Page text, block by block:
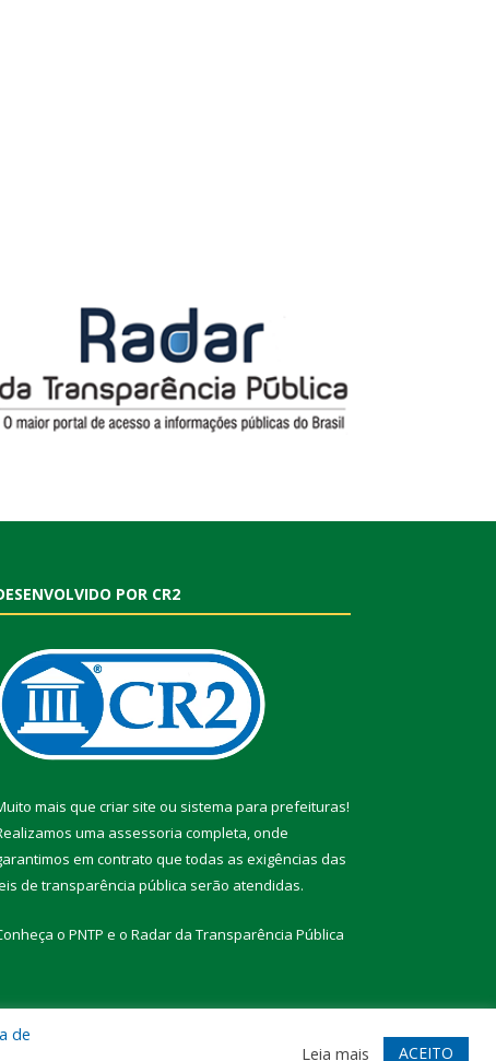
POR CR2
mais que criar site ou sistema para prefeituras!
uma assessoria completa, onde
em contrato que todas as exigências das
de transparência pública serão atendidas.
o PNTP e o Radar da Transparência Pública
Acessar Webmail
de
Leia mais ACEITO